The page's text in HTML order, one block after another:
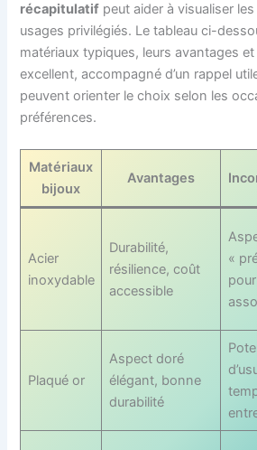
récapitulatif peut aider à visualiser
usages privilégiés. Le tableau ci-
matériaux typiques, leurs avantages
excellent, accompagné d’un rappel
peuvent orienter le choix selon les
préférences.
Matériaux
bijoux
Avantages
Acier
inoxydable
Durabilité,
résilience, coût
accessible
«
Plaqué or
Aspect doré
élégant, bonne
durabilité